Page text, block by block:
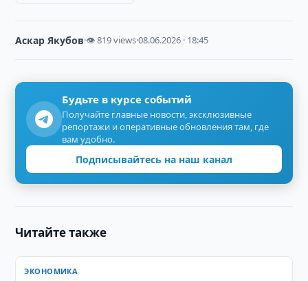
Аскар Якубов·👁 819 views·08.06.2026 · 18:45
Будьте в курсе событий
Получайте главные новости, эксклюзивные
репортажи и оперативные обновления там, где
вам удобно.
Подписывайтесь на наш канал
Читайте также
ЭКОНОМИКА